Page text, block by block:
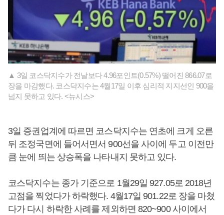
▲ 3일 코스닥지수가 전날보다 4.96포인트(0.57%) 떨어진 866.07로
장을 마감했다. 코스닥지수는 4월17일 이후 심리적 지지선인 900을
넘지 못하고 있다. <뉴시스>
3일 증권업계에 따르면 코스닥지수는 연초에 크게 오른
뒤 조정국면에 들어서면서 900선을 사이에 두고 이전만
큼 눈에 띄는 상승폭을 나타내지 못하고 있다.
코스닥지수는 종가 기준으로 1월29일 927.05로 2018년
고점을 찍었다가 하락했다. 4월17일 901.22로 장을 마쳤
다가 다시 하락한 사례를 제외하면 820~900 사이에서